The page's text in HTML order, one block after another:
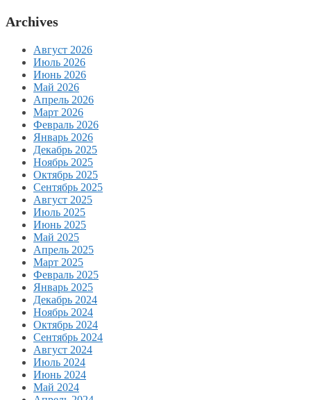
Archives
Август 2026
Июль 2026
Июнь 2026
Май 2026
Апрель 2026
Март 2026
Февраль 2026
Январь 2026
Декабрь 2025
Ноябрь 2025
Октябрь 2025
Сентябрь 2025
Август 2025
Июль 2025
Июнь 2025
Май 2025
Апрель 2025
Март 2025
Февраль 2025
Январь 2025
Декабрь 2024
Ноябрь 2024
Октябрь 2024
Сентябрь 2024
Август 2024
Июль 2024
Июнь 2024
Май 2024